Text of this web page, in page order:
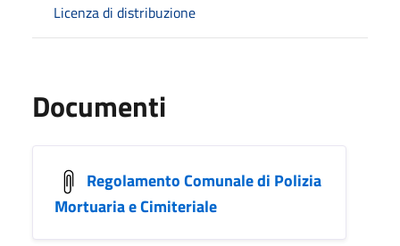
Licenza di distribuzione
Documenti
Regolamento Comunale di Polizia
Mortuaria e Cimiteriale